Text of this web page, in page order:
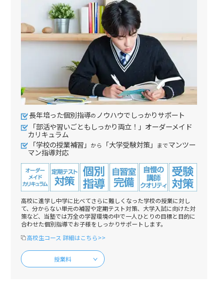
長年培った個別指導の ノウハウでしっかりサポート
「部活や習いごともしっかり両立！」オーダーメイド
カリキュラム
「学校の授業補習」
から 「大学受験対策」 までマンツー
マン指導対応
高校に進学し中学に比べてさらに難しくなった学校の授業に対し
て、分からない単元の補習や定期テスト対策、大学入試に向けた対
策など、当塾では万全の学習環境の中で一人ひとりの目標と目的に
合わせた個別指導でお子様をしっかりサポートします。
高校生コース 詳細はこちら>>
授業料